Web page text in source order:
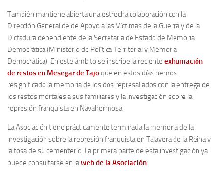
Archivo histórico
Archivo
Archivo Documental
Biografía
Cronología fundamental de Manuel Azaña
Artículos sobre Manuel Azaña
Ochenta años sin Manuel Azaña
Bibliografías
Biblioteca
Catálogo Biblioteca
También mantiene abierta una estrecha colaboración con la
Dirección General de de Apoyo a las Víctimas de la Guerra y de la
Dictadura dependiente de la Secretaria de Estado de Memoria
Democrática (Ministerio de Política Territorial y Memoria
Democrática). En este ámbito se inscribe la reciente exhumación
de restos en Mesegar de Tajoque en estos días hemos
resignificado la memoria de los dos represaliados con la entrega de
los restos mortales a sus familiares y la investigación sobre la
represión franquista en Navahermosa.
La Asociación tiene prácticamente terminada la memoria de la
investigación sobre la represión franquista en Talavera de la Reina y
la fosa de su cementerio. La primera parte de esta investigación ya
puede consultarse en laweb de la Asociación.